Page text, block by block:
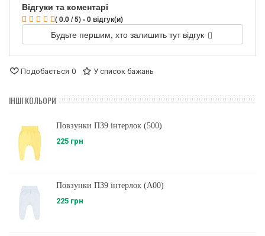
Відгуки та коментарі
( 0.0 / 5) - 0 відгук(и)
Будьте першим, хто залишить тут відгук
Подобається 0 У список бажань
ІНШІ КОЛЬОРИ
Повзунки ПЗ9 інтерлок (500)
225 грн
Повзунки ПЗ9 інтерлок (A00)
225 грн